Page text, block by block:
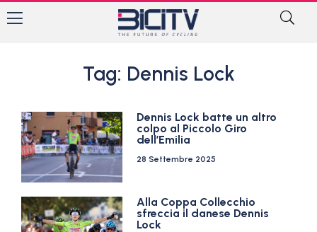
Tag: Dennis Lock
Dennis Lock batte un altro
colpo al Piccolo Giro
dell’Emilia
28 Settembre 2025
Alla Coppa Collecchio
sfreccia il danese Dennis
Lock